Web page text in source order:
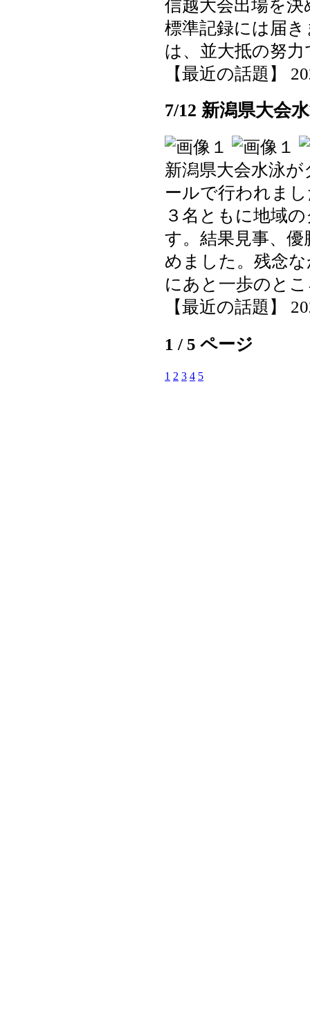
信越大会出場を
標準記録には届
は、並大抵の努
【最近の話題】
7/12 新潟県大会
新潟県大会水泳
ールで行われま
３名ともに地域
す。結果見事、
めました。残念
にあと一歩のと
【最近の話題】
1 / 5 ページ
1 2 3 4 5